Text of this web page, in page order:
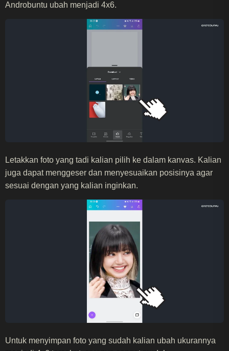
Androbuntu ubah menjadi 4x6.
Letakkan foto yang tadi kalian pilih ke dalam kanvas. Kalian
juga dapat menggeser dan menyesuaikan posisinya agar
sesuai dengan yang kalian inginkan.
Untuk menyimpan foto yang sudah kalian ubah ukurannya